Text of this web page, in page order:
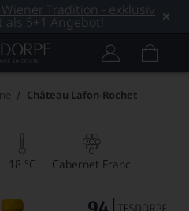
Tradition - exklusiv
als 5+1 Angebot!
Château Lafon-Rochet
18 °C Cabernet Franc